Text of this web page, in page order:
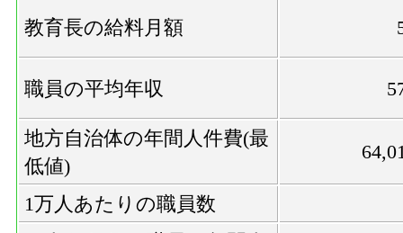
教育長の給料月額
職員の平均年収
地方自治体の年間人件費(最
低値)
1万人あたりの職員数